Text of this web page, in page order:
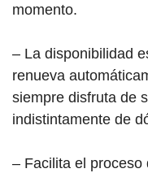
momento.
– La disponibilidad
renueva
siempre disfruta de
indistintamente de
– Facilita el proceso